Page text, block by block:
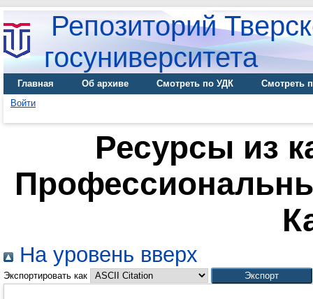
Репозиторий
госуниверситета
Главная Об архиве Смотреть по УДК
Смотреть
Войти
Ресурсы из
На уровень вверх
Экспортировать как